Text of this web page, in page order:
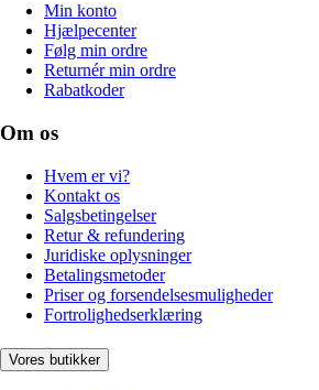
Min konto
Hjælpecenter
Følg min ordre
Returnér min ordre
Rabatkoder
Om os
Hvem er vi?
Kontakt os
Salgsbetingelser
Retur & refundering
Juridiske oplysninger
Betalingsmetoder
Priser og forsendelsesmuligheder
Fortrolighedserklæring
Vores butikker